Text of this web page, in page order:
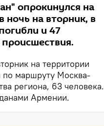
опрокинулся на
ночь на вторник, в
и 47
на территории
по маршруту Москва-
региона, 63 человека.
Армении.